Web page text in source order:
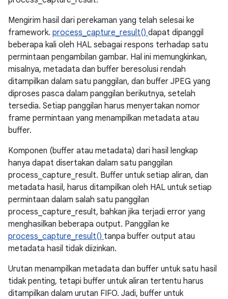
Mengirim hasil dari perekaman yang telah selesai ke
framework. process_capture_result() dapat dipanggil
beberapa kali oleh HAL sebagai respons terhadap satu
permintaan pengambilan gambar. Hal ini memungkinkan,
misalnya, metadata dan buffer beresolusi rendah
ditampilkan dalam satu panggilan, dan buffer JPEG yang
diproses pasca dalam panggilan berikutnya, setelah
tersedia. Setiap panggilan harus menyertakan nomor
frame permintaan yang menampilkan metadata atau
buffer.
Komponen (buffer atau metadata) dari hasil lengkap
hanya dapat disertakan dalam satu panggilan
process_capture_result. Buffer untuk setiap aliran, dan
metadata hasil, harus ditampilkan oleh HAL untuk setiap
permintaan dalam salah satu panggilan
process_capture_result, bahkan jika terjadi error yang
menghasilkan beberapa output. Panggilan ke
process_capture_result() tanpa buffer output atau
metadata hasil tidak diizinkan.
Urutan menampilkan metadata dan buffer untuk satu hasil
tidak penting, tetapi buffer untuk aliran tertentu harus
ditampilkan dalam urutan FIFO. Jadi, buffer untuk